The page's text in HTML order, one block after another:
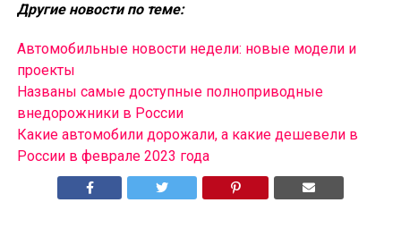
Другие новости по теме:
Автомобильные новости недели: новые модели и
проекты
Названы самые доступные полноприводные
внедорожники в России
Какие автомобили дорожали, а какие дешевели в
России в феврале 2023 года